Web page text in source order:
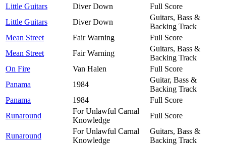
Little Guitars
Diver Down
Full Score
Little Guitars
Diver Down
Guitars, Bass &
Backing Track
Mean Street
Fair Warning
Full Score
Mean Street
Fair Warning
Guitars, Bass &
Backing Track
On Fire
Van Halen
Full Score
Panama
1984
Guitar, Bass &
Backing Track
Panama
1984
Full Score
Runaround
For Unlawful Carnal
Knowledge
Full Score
Runaround
For Unlawful Carnal
Knowledge
Guitars, Bass &
Backing Track